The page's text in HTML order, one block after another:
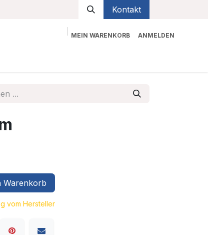
Kontakt
MEIN WARENKORB ANMELDEN
Warenkorb
vom Hersteller